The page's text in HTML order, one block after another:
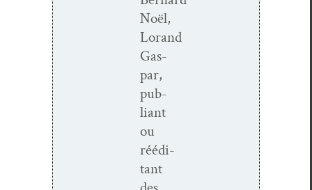
Noël,
Lorand
Gas­
par,
pub­
liant
ou
réédi­
tant